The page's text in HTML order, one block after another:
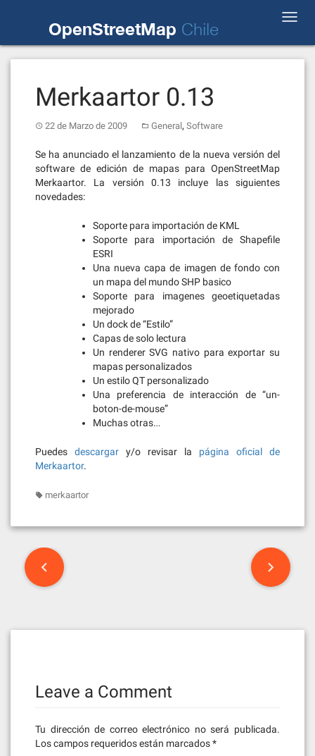
OpenStreetMap Chile
Merkaartor 0.13
22 de Marzo de 2009 General, Software
Se ha anunciado el lanzamiento de la nueva versión del
software de edición de mapas para OpenStreetMap
Merkaartor. La versión 0.13 incluye las siguientes
novedades:
Soporte para importación de KML
Soporte para importación de Shapefile
ESRI
Una nueva capa de imagen de fondo con
un mapa del mundo SHP basico
Soporte para imagenes geoetiquetadas
mejorado
Un dock de “Estilo”
Capas de solo lectura
Un renderer SVG nativo para exportar su
mapas personalizados
Un estilo QT personalizado
Una preferencia de interacción de “un-
boton-de-mouse”
Muchas otras…
Puedes descargar y/o revisar la página oficial de
Merkaartor.
merkaartor
Post
navigation
Leave a Comment
Tu dirección de correo electrónico no será publicada.
Los campos requeridos están marcados*